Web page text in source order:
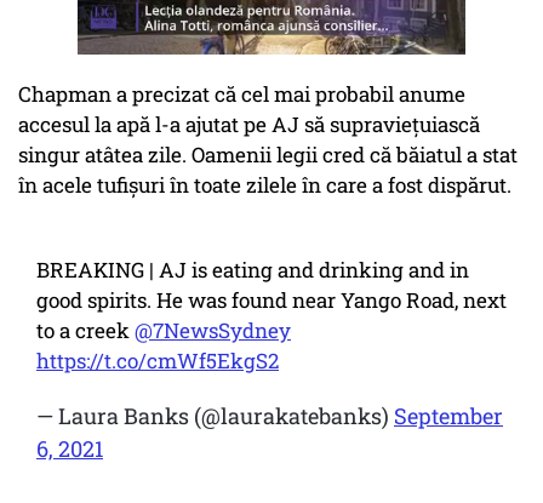
Chapman a precizat că cel mai probabil anume
accesul la apă l-a ajutat pe AJ să supraviețuiască
singur atâtea zile. Oamenii legii cred că băiatul a stat
în acele tufișuri în toate zilele în care a fost dispărut.
BREAKING | AJ is eating and drinking and in
good spirits. He was found near Yango Road, next
to a creek@7NewsSydney
https://t.co/cmWf5EkgS2
— Laura Banks (@laurakatebanks) September
6, 2021